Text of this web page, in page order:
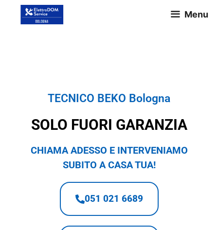
Menu
TECNICO BEKO Bologna
SOLO FUORI GARANZIA
CHIAMA ADESSO E INTERVENIAMO
SUBITO A CASA TUA!
051 021 6689